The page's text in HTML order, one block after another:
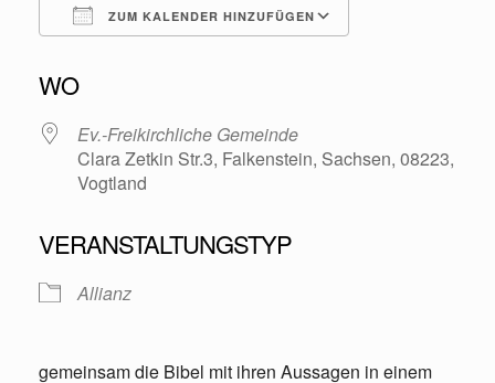
ZUM KALENDER HINZUFÜGEN
WO
Ev.-Freikirchliche Gemeinde
Clara Zetkin Str.3, Falkenstein, Sachsen, 08223,
Vogtland
VERANSTALTUNGSTYP
Allianz
gemeinsam die Bibel mit ihren Aussagen in einem